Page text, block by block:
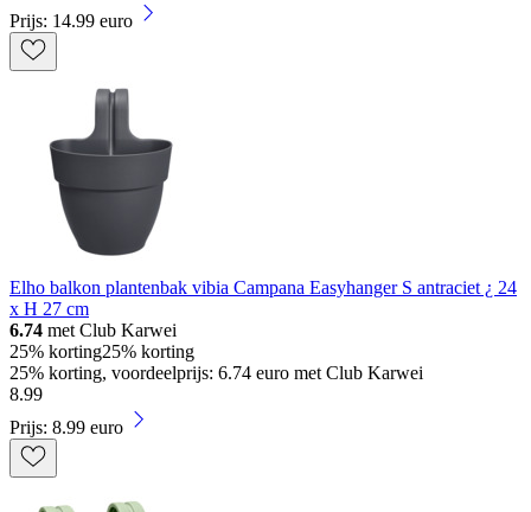
Prijs: 14.99 euro
Elho balkon plantenbak vibia Campana Easyhanger S antraciet ¿ 24
x H 27 cm
6.74 met Club Karwei
25% korting25% korting
25% korting, voordeelprijs: 6.74 euro met Club Karwei
8.99
Prijs: 8.99 euro